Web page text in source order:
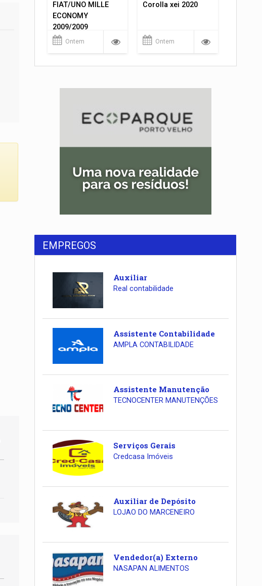
FIAT/UNO MILLE
ECONOMY
2009/2009
Ontem
Corolla xei 2020
Ontem
EMPREGOS
Auxiliar
Real contabilidade
Assistente Contabilidade
AMPLA CONTABILIDADE
Assistente Manutenção
TECNOCENTER MANUTENÇÕES
Serviços Gerais
Credcasa Imóveis
Auxiliar de Depósito
LOJAO DO MARCENEIRO
Vendedor(a) Externo
NASAPAN ALIMENTOS